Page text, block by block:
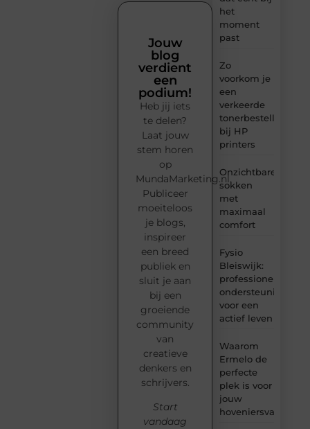
het
moment
past
Zo
voorkom je
een
verkeerde
tonerbestelling
bij HP
printers
Onzichtbare
sokken
met
maximaal
comfort
Fysio
Bleiswijk:
professionele
ondersteuning
voor een
actief leven
Waarom
Ermelo de
perfecte
plek is voor
jouw
Jouw
blog
verdient
een
podium!
Heb jij iets
te delen?
Laat jouw
stem horen
op
MundaMarketing.nl.
Publiceer
moeiteloos
je blogs,
inspireer
een breed
publiek en
sluit je aan
bij een
groeiende
community
van
creatieve
denkers en
schrijvers.
Start
vandaag